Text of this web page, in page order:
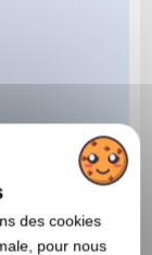
des cookies
pour nous